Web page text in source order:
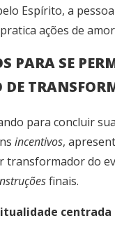
Espírito, a
ações de
PARA SE
DE
para concluir
incentivos,
transformador do
finais.
centrada